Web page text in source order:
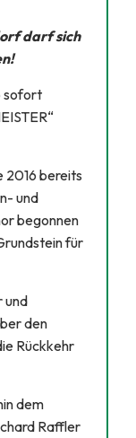
darf sich
sofort
2016 bereits
und
begonnen
für
und
den
Rückkehr
dem
Raffler